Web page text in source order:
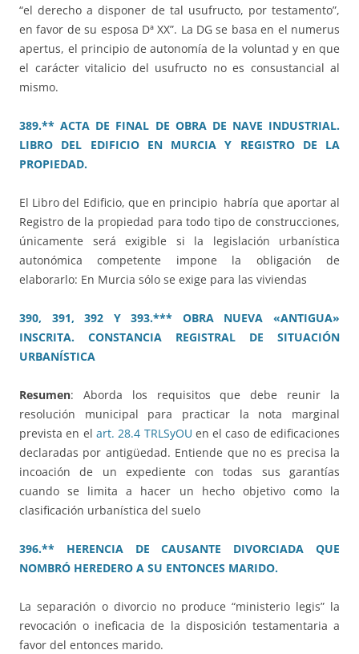
“el derecho a disponer de tal usufructo, por testamento”,
en favor de su esposa Dª XX”. La DG se basa en el numerus
apertus, el principio de autonomía de la voluntad y en que
el carácter vitalicio del usufructo no es consustancial al
mismo.
389.** ACTA DE FINAL DE OBRA DE NAVE INDUSTRIAL.
LIBRO DEL EDIFICIO EN MURCIA Y REGISTRO DE LA
PROPIEDAD.
El Libro del Edificio, que en principio habría que aportar al
Registro de la propiedad para todo tipo de construcciones,
únicamente será exigible si la legislación urbanística
autonómica competente impone la obligación de
elaborarlo: En Murcia sólo se exige para las viviendas
390, 391, 392 Y 393.*** OBRA NUEVA «ANTIGUA»
INSCRITA. CONSTANCIA REGISTRAL DE SITUACIÓN
URBANÍSTICA
Resumen: Aborda los requisitos que debe reunir la
resolución municipal para practicar la nota marginal
prevista en el art. 28.4 TRLSyOU en el caso de edificaciones
declaradas por antigüedad. Entiende que no es precisa la
incoación de un expediente con todas sus garantías
cuando se limita a hacer un hecho objetivo como la
clasificación urbanística del suelo
396.** HERENCIA DE CAUSANTE DIVORCIADA QUE
NOMBRÓ HEREDERO A SU ENTONCES MARIDO.
La separación o divorcio no produce “ministerio legis” la
revocación o ineficacia de la disposición testamentaria a
favor del entonces marido.